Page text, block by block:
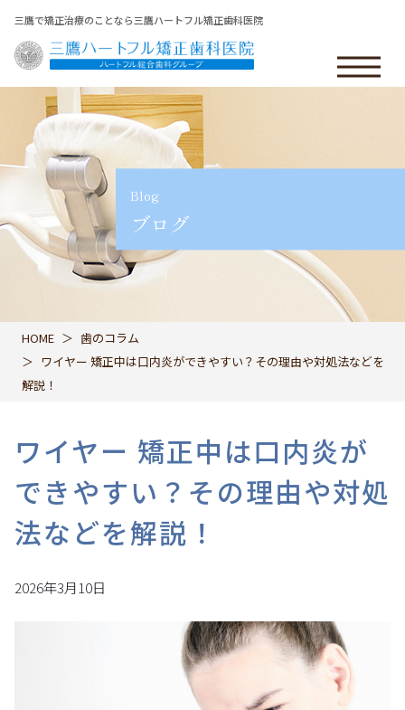
三鷹で矯正治療のことなら三鷹ハートフル矯正歯科医院
Blog
ブログ
HOME
歯のコラム
ワイヤー 矯正中は口内炎ができやすい？その理由や対処法などを
解説！
ワイヤー 矯正中は口内炎が
できやすい？その理由や対処
法などを解説！
2026年3月10日